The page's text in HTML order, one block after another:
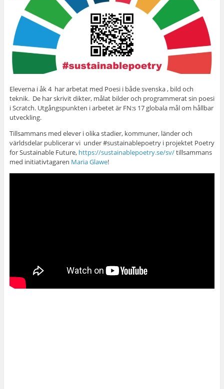
Eleverna i åk 4 har arbetat med Poesi i både svenska , bild och
teknik. De har skrivit dikter, målat bilder och programmerat sin poesi
i Scratch. Utgångspunkten i arbetet är FN:s 17 globala mål om hållbar
utveckling.
Tillsammans med elever i olika stadier, kommuner, länder och
världsdelar publicerar vi under #sustainablepoetry i projektet Poetry
for Sustainable Future, https://sustainablepoetry.se/sv/tillsammans
med initiativtagaren Maria Glawe!